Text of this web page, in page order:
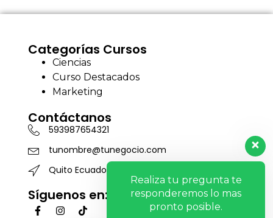
Categorías Cursos
Ciencias
Curso Destacados
Marketing
Contáctanos
593987654321
tunombre@tunegocio.com
Quito Ecuador
Síguenos en:
Realiza tu pregunta te
responderemos lo mas
pronto posible.